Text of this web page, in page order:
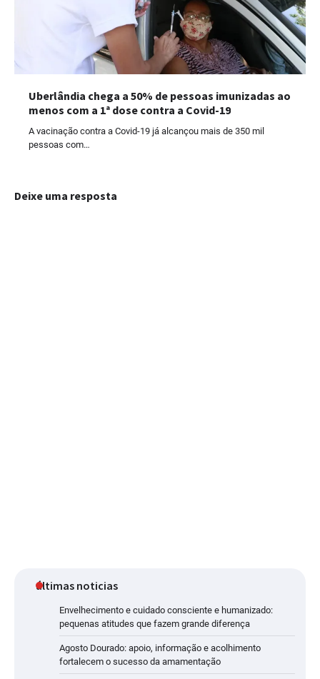
Uberlândia chega a 50% de pessoas imunizadas ao
menos com a 1ª dose contra a Covid-19
A vacinação contra a Covid-19 já alcançou mais de 350 mil
pessoas com…
Deixe uma resposta
últimas noticias
Envelhecimento e cuidado consciente e humanizado:
pequenas atitudes que fazem grande diferença
Agosto Dourado: apoio, informação e acolhimento
fortalecem o sucesso da amamentação